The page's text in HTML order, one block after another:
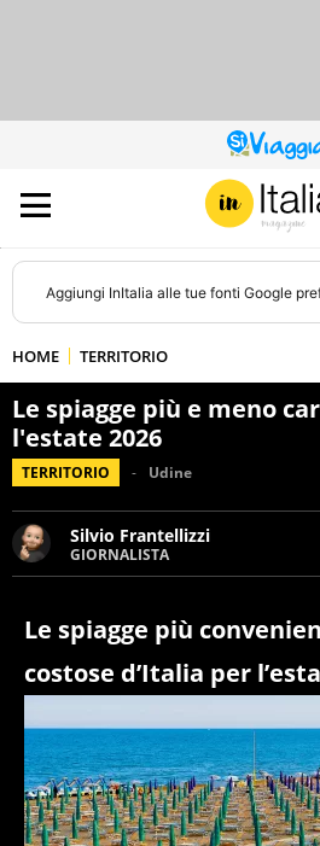
SITO
DI
Aggiungi InItalia alle tue fonti Google
HOME TERRITORIO
Le spiagge più e meno
l'estate 2026
TERRITORIO Udine
Silvio Frantellizzi
GIORNALISTA
Giornalista pubblicista. Da
cronaca, motori, spettacolo e
Le spiagge più
costose d’Italia per